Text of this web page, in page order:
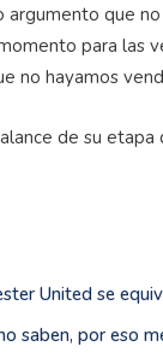
que
para las
no hayamos
de su
United se
saben, por eso